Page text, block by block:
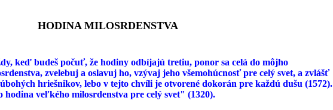
MILOSRDENSTVA
keď budeš počuť, že hodiny odbíjajú tretiu, ponor sa celá do môjho
zvelebuj a oslavuj ho, vzývaj jeho všemohúcnosť pre celý svet, a zvlášť
hriešnikov, lebo v tejto chvíli je otvorené dokorán pre každú dušu (1572).
hodina veľkého milosrdenstva pre celý svet" (1320).